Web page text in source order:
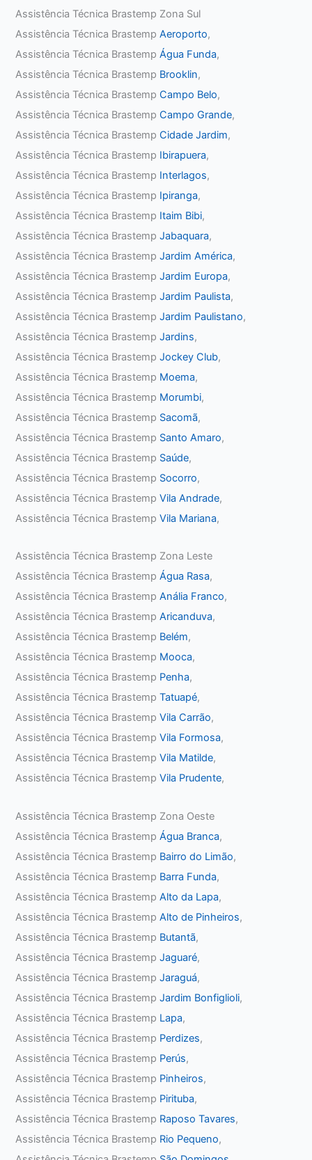
Assistência Técnica Brastemp Zona Sul
Assistência Técnica BrastempAeroporto,
Assistência Técnica BrastempÁgua Funda,
Assistência Técnica Brastemp Brooklin,
Assistência Técnica BrastempCampo Belo,
Assistência Técnica BrastempCampo Grande,
Assistência Técnica BrastempCidade Jardim,
Assistência Técnica Brastemp Ibirapuera,
Assistência Técnica Brastemp Interlagos,
Assistência Técnica Brastemp Ipiranga,
Assistência Técnica Brastemp Itaim Bibi,
Assistência Técnica BrastempJabaquara,
Assistência Técnica BrastempJardim América,
Assistência Técnica BrastempJardim Europa,
Assistência Técnica BrastempJardim Paulista,
Assistência Técnica BrastempJardim Paulistano,
Assistência Técnica BrastempJardins,
Assistência Técnica BrastempJockey Club,
Assistência Técnica Brastemp Moema,
Assistência Técnica Brastemp Morumbi,
Assistência Técnica Brastemp Sacomã,
Assistência Técnica Brastemp Santo Amaro,
Assistência Técnica Brastemp Saúde,
Assistência Técnica Brastemp Socorro,
Assistência Técnica BrastempVila Andrade,
Assistência Técnica BrastempVila Mariana,
Assistência Técnica Brastemp Zona Leste
Assistência Técnica BrastempÁgua Rasa,
Assistência Técnica BrastempAnália Franco,
Assistência Técnica BrastempAricanduva,
Assistência Técnica Brastemp Belém,
Assistência Técnica Brastemp Mooca,
Assistência Técnica Brastemp Penha,
Assistência Técnica BrastempTatuapé,
Assistência Técnica BrastempVila Carrão,
Assistência Técnica BrastempVila Formosa,
Assistência Técnica BrastempVila Matilde,
Assistência Técnica BrastempVila Prudente,
Assistência Técnica Brastemp Zona Oeste
Assistência Técnica BrastempÁgua Branca,
Assistência Técnica Brastemp Bairro do Limão,
Assistência Técnica Brastemp Barra Funda,
Assistência Técnica BrastempAlto da Lapa,
Assistência Técnica BrastempAlto de Pinheiros,
Assistência Técnica Brastemp Butantã,
Assistência Técnica BrastempJaguaré,
Assistência Técnica BrastempJaraguá,
Assistência Técnica BrastempJardim Bonfiglioli,
Assistência Técnica Brastemp Lapa,
Assistência Técnica Brastemp Perdizes,
Assistência Técnica Brastemp Perús,
Assistência Técnica Brastemp Pinheiros,
Assistência Técnica Brastemp Pirituba,
Assistência Técnica Brastemp Raposo Tavares,
Assistência Técnica Brastemp Rio Pequeno,